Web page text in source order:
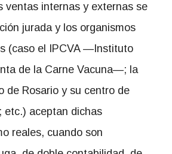
ventas internas y externas se
jurada y los organismos
(caso el IPCVA —Instituto
de la Carne Vacuna—; la
de Rosario y su centro de
etc.) aceptan dichas
reales, cuando son